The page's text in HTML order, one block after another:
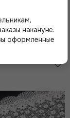
накануне.
оформленные